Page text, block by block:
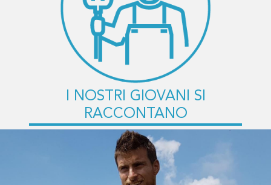
I NOSTRI GIOVANI SI
RACCONTANO